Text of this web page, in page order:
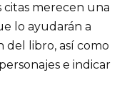
citas merecen una
lo ayudarán a
libro, así como
e indicar